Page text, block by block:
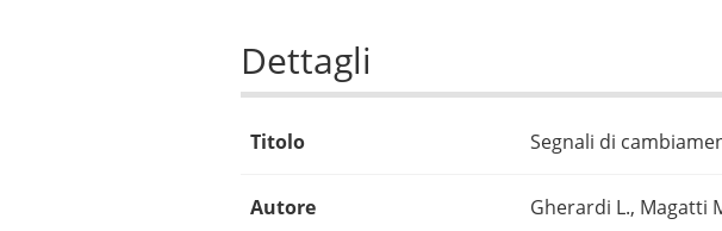
Dettagli
Titolo Segnali di
Autore Gherardi L., Magatti